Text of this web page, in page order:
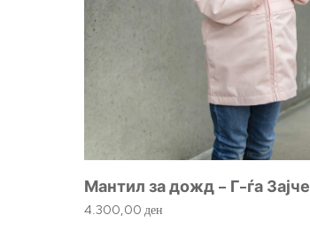
Мантил за дожд – Г-ѓа Зајче
4.300,00 ден